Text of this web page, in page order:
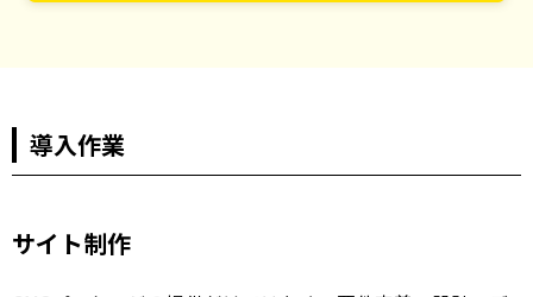
導入作業
サイト制作